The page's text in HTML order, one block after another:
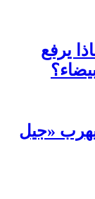
يرفع
يهرب «جيل